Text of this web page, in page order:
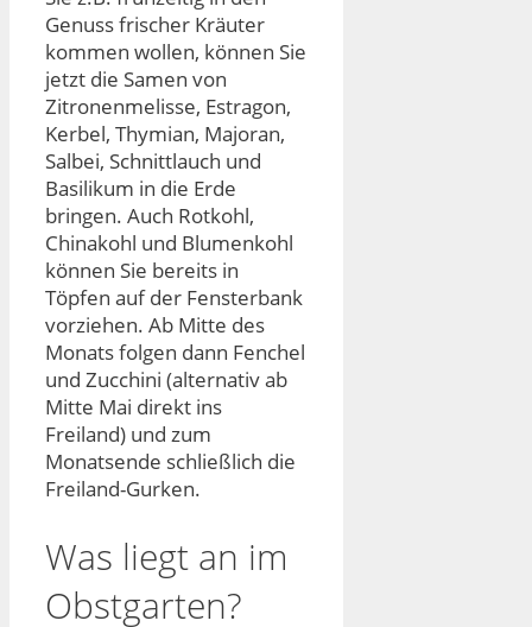
Genuss frischer Kräuter
kommen wollen, können Sie
jetzt die Samen von
Zitronenmelisse, Estragon,
Kerbel, Thymian, Majoran,
Salbei, Schnittlauch und
Basilikum in die Erde
bringen. Auch Rotkohl,
Chinakohl und Blumenkohl
können Sie bereits in
Töpfen auf der Fensterbank
vorziehen. Ab Mitte des
Monats folgen dann Fenchel
und Zucchini (alternativ ab
Mitte Mai direkt ins
Freiland) und zum
Monatsende schließlich die
Freiland-Gurken.
Was liegt an im
Obstgarten?